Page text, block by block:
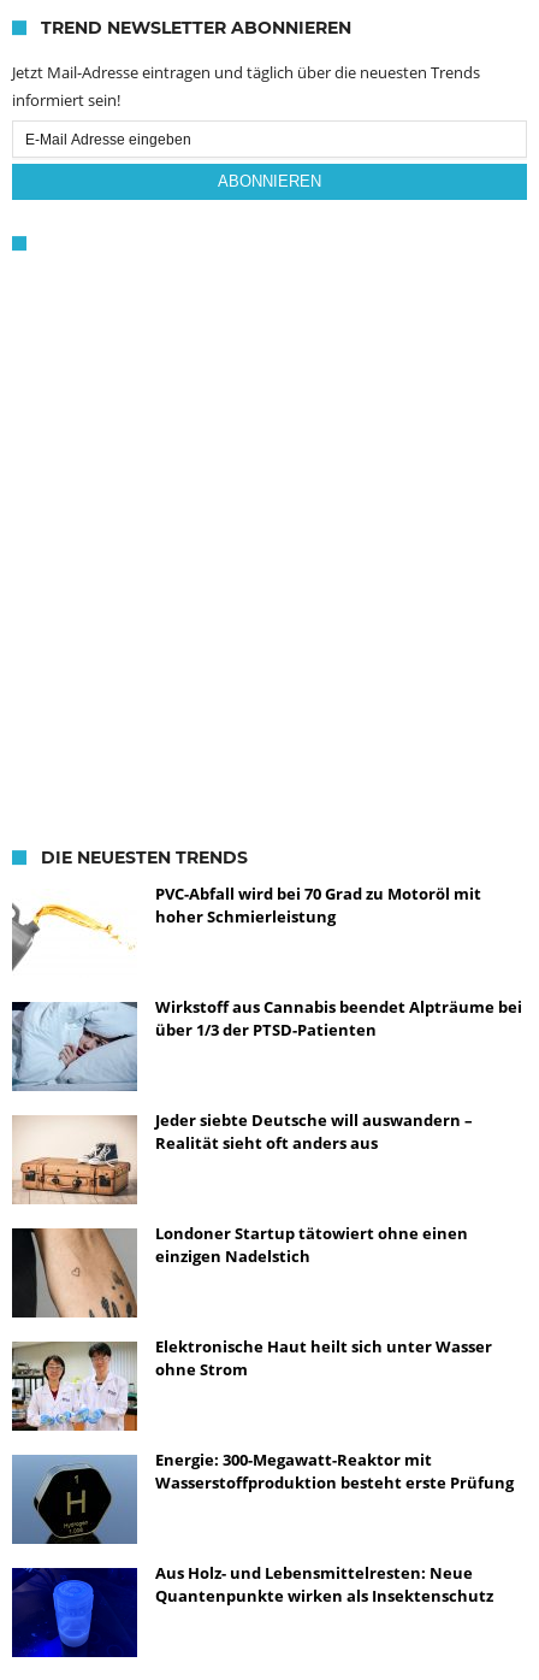
TREND NEWSLETTER ABONNIEREN
Jetzt Mail-Adresse eintragen und täglich über die neuesten Trends
informiert sein!
Email
Subscription
ABONNIEREN
DIE NEUESTEN TRENDS
PVC-Abfall wird bei 70 Grad zu Motoröl mit
hoher Schmierleistung
Wirkstoff aus Cannabis beendet Alpträume bei
über 1/3 der PTSD-Patienten
Jeder siebte Deutsche will auswandern –
Realität sieht oft anders aus
Londoner Startup tätowiert ohne einen
einzigen Nadelstich
Elektronische Haut heilt sich unter Wasser
ohne Strom
Energie: 300-Megawatt-Reaktor mit
Wasserstoffproduktion besteht erste Prüfung
Aus Holz- und Lebensmittelresten: Neue
Quantenpunkte wirken als Insektenschutz